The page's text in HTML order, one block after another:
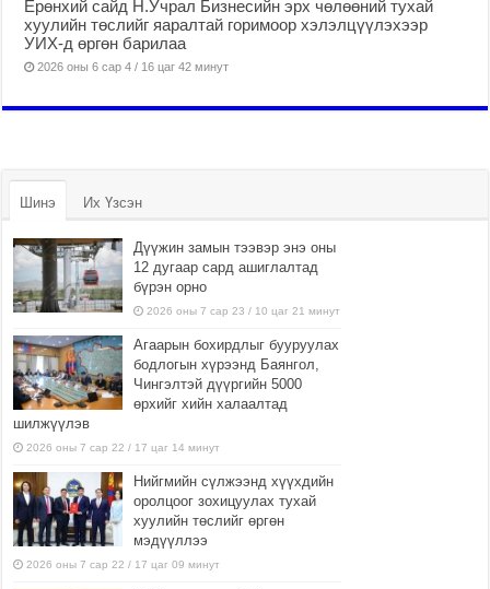
Ерөнхий сайд Н.Учрал Бизнесийн эрх чөлөөний тухай
хуулийн төслийг яаралтай горимоор хэлэлцүүлэхээр
УИХ-д өргөн барилаа
2026 оны 6 сар 4 / 16 цаг 42 минут
Шинэ Их Үзсэн
Дүүжин замын тээвэр энэ оны
12 дугаар сард ашиглалтад
бүрэн орно
2026 оны 7 сар 23 / 10 цаг 21 минут
Агаарын бохирдлыг бууруулах
бодлогын хүрээнд Баянгол,
Чингэлтэй дүүргийн 5000
өрхийг хийн халаалтад
шилжүүлэв
2026 оны 7 сар 22 / 17 цаг 14 минут
Нийгмийн сүлжээнд хүүхдийн
оролцоог зохицуулах тухай
хуулийн төслийг өргөн
мэдүүллээ
2026 оны 7 сар 22 / 17 цаг 09 минут